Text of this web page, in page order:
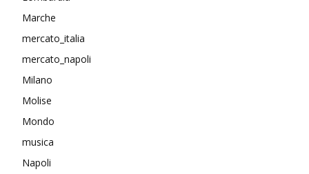
Marche
mercato_italia
mercato_napoli
Milano
Molise
Mondo
musica
Napoli